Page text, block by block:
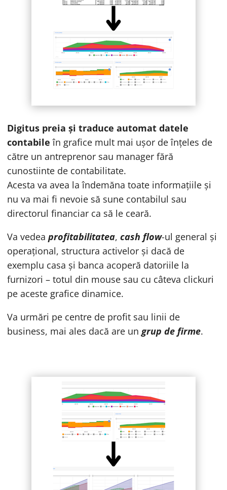
Digitus preia și traduce automat datele
contabileîn grafice mult mai ușor de înțeles de
către un antreprenor sau manager fără
cunostiinte de contabilitate.
Acesta va avea la îndemăna toate informațiile și
nu va mai fi nevoie să sune contabilul sau
directorul financiar ca să le ceară.
Va vedeaprofitabilitatea,cash flow-ul general și
operațional, structura activelor și dacă de
exemplu casa și banca acoperă datoriile la
furnizori – totul din mouse sau cu câteva clickuri
pe aceste grafice dinamice.
Va urmări pe centre de profit sau linii de
business, mai ales dacă are ungrup de firme.